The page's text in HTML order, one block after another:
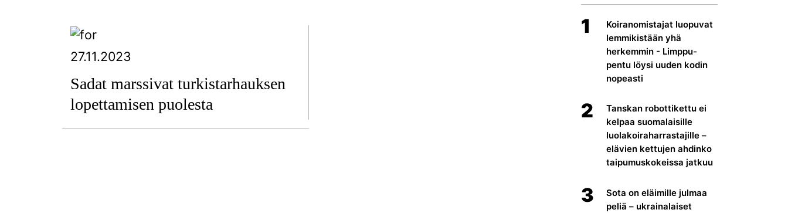
27.11.2023
Sadat marssivat turkistarhauksen
lopettamisen puolesta
1
Koiranomistajat luopuvat
lemmikistään yhä
herkemmin - Limppu-
pentu löysi uuden kodin
nopeasti
2
Tanskan robottikettu ei
kelpaa suomalaisille
luolakoiraharrastajille –
elävien kettujen ahdinko
taipumuskokeissa jatkuu
3
Sota on eläimille julmaa
peliä – ukrainalaiset